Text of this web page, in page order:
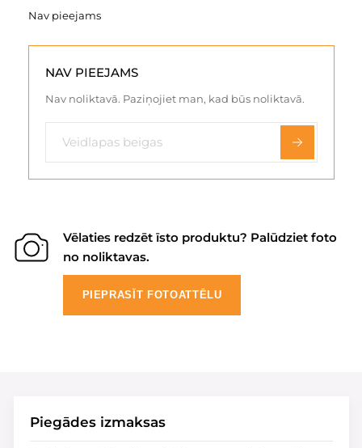
Nav pieejams
NAV PIEEJAMS
Nav noliktavā. Paziņojiet man, kad būs noliktavā.
Vēlaties redzēt īsto produktu? Palūdziet foto
no noliktavas.
PIEPRASĪT FOTOATTĒLU
Piegādes izmaksas